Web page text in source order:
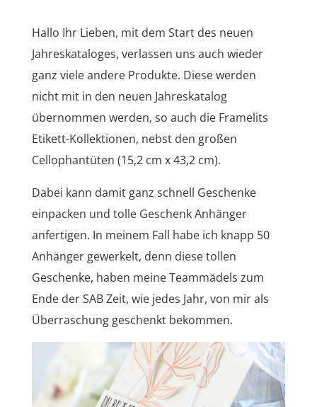
Hallo Ihr Lieben, mit dem Start des neuen
Jahreskataloges, verlassen uns auch wieder
ganz viele andere Produkte. Diese werden
nicht mit in den neuen Jahreskatalog
übernommen werden, so auch die Framelits
Etikett-Kollektionen, nebst den großen
Cellophantüten (15,2 cm x 43,2 cm).
Dabei kann damit ganz schnell Geschenke
einpacken und tolle Geschenk Anhänger
anfertigen. In meinem Fall habe ich knapp 50
Anhänger gewerkelt, denn diese tollen
Geschenke, haben meine Teammädels zum
Ende der SAB Zeit, wie jedes Jahr, von mir als
Überraschung geschenkt bekommen.